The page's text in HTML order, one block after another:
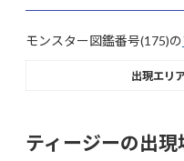
モンスター図鑑番号(175)の
出現エリ
ティージーの出